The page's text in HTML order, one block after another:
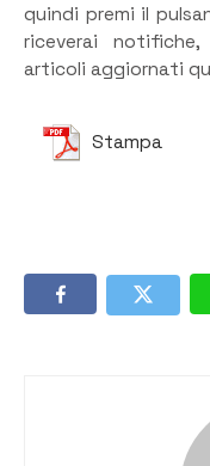
quindi premi il
riceverai
articoli aggiornati
Stampa